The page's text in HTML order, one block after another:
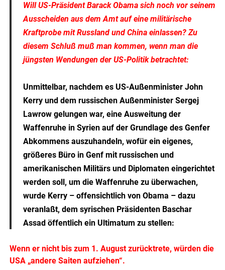
Will US-Präsident Barack Obama sich noch vor seinem
Ausscheiden aus dem Amt auf eine militärische
Kraftprobe mit Russland und China einlassen? Zu
diesem Schluß muß man kommen, wenn man die
jüngsten Wendungen der US-Politik betrachtet:
Unmittelbar, nachdem es US-Außenminister John
Kerry und dem russischen Außenminister Sergej
Lawrow gelungen war, eine Ausweitung der
Waffenruhe in Syrien auf der Grundlage des Genfer
Abkommens auszuhandeln, wofür ein eigenes,
größeres Büro in Genf mit russischen und
amerikanischen Militärs und Diplomaten eingerichtet
werden soll, um die Waffenruhe zu überwachen,
wurde Kerry – offensichtlich von Obama – dazu
veranlaßt, dem syrischen Präsidenten Baschar
Assad öffentlich ein Ultimatum zu stellen:
Wenn er nicht bis zum 1. August zurücktrete, würden die
USA „andere Saiten aufziehen“.